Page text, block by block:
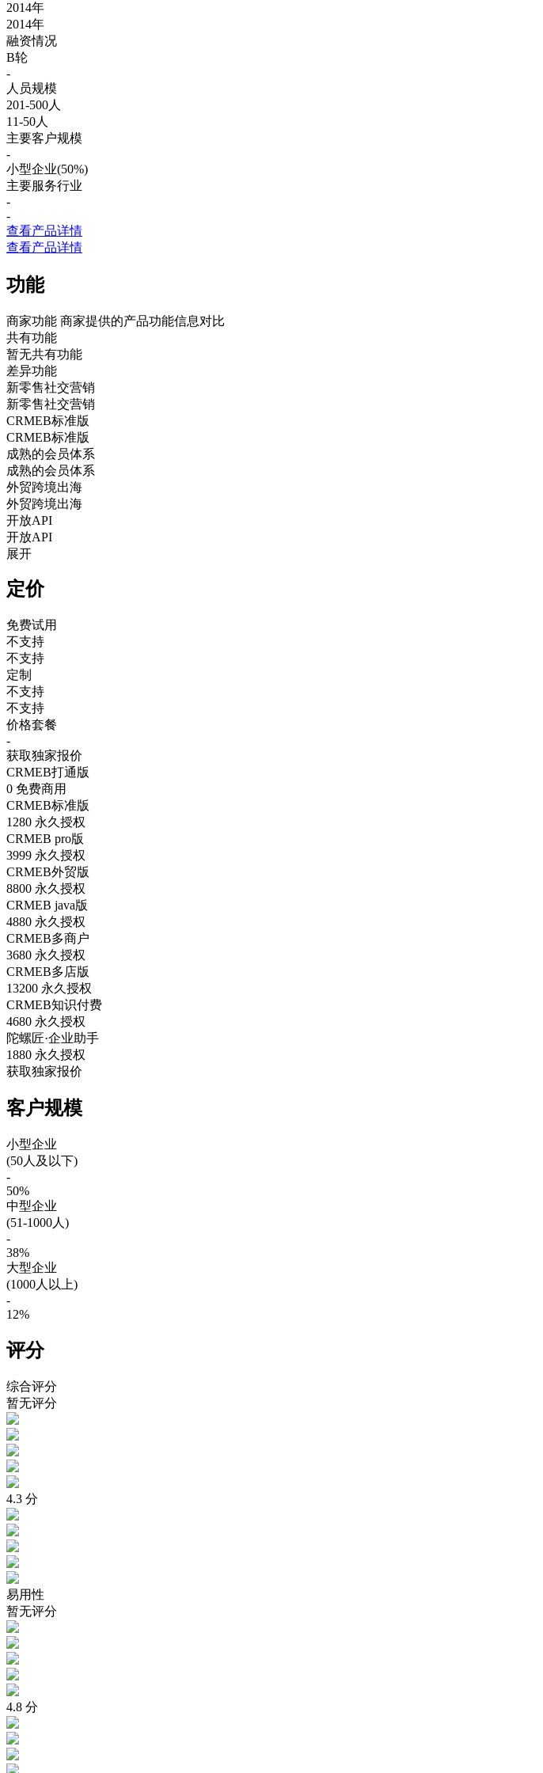
2014年
2014年
融资情况
B轮
-
人员规模
201-500人
11-50人
主要客户规模
-
小型企业(50%)
主要服务行业
-
-
查看产品详情
查看产品详情
功能
商家功能 商家提供的产品功能信息对比
共有功能
暂无共有功能
差异功能
新零售社交营销
新零售社交营销
CRMEB标准版
CRMEB标准版
成熟的会员体系
成熟的会员体系
外贸跨境出海
外贸跨境出海
开放API
开放API
展开
定价
免费试用
不支持
不支持
定制
不支持
不支持
价格套餐
-
获取独家报价
CRMEB打通版
0 免费商用
CRMEB标准版
1280 永久授权
CRMEB pro版
3999 永久授权
CRMEB外贸版
8800 永久授权
CRMEB java版
4880 永久授权
CRMEB多商户
3680 永久授权
CRMEB多店版
13200 永久授权
CRMEB知识付费
4680 永久授权
陀螺匠·企业助手
1880 永久授权
获取独家报价
客户规模
小型企业
(50人及以下)
-
50%
中型企业
(51-1000人)
-
38%
大型企业
(1000人以上)
-
12%
评分
综合评分
暂无评分
4.3 分
易用性
暂无评分
4.8 分